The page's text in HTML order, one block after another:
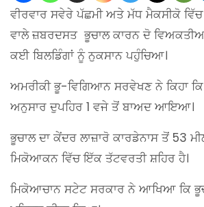
ਵੀਰਵਾਰ ਸਵੇਰੇ ਪੱਛਮੀ ਅਤੇ ਮੱਧ ਮੈਕਸੀਕੋ ਵਿੱਚ
ਵਾਲੇ ਜ਼ਬਰਦਸਤ ਭੂਚਾਲ ਕਾਰਨ ਦੋ
ਕਈ ਬਿਲਡਿੰਗਾਂ ਨੂੰ ਨੁਕਸਾਨ ਪਹੁੰਚਿਆ।
ਅਮਰੀਕੀ ਭੂ-ਵਿਗਿਆਨ ਸਰਵੇਖਣ ਨੇ ਕਿਹਾ
ਅਨੁਸਾਰ ਦੁਪਹਿਰ 1 ਵਜੇ ਤੋਂ ਬਾਅਦ ਆਇਆ।
ਭੂਚਾਲ ਦਾ ਕੇਂਦਰ ਲਾਜ਼ਾਰੋ ਕਾਰਡੇਨਾਸ ਤੋਂ 53
ਮਿਕੋਆਕਨ ਵਿੱਚ ਇੱਕ ਤੱਟਵਰਤੀ ਸ਼ਹਿਰ ਹੈ।
ਮਿਕੋਆਚਾਨ ਸਟੇਟ ਸਰਕਾਰ ਨੇ ਆਖਿਆ ਕਿ